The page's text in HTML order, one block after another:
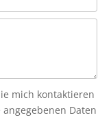
mich kontaktieren
Daten